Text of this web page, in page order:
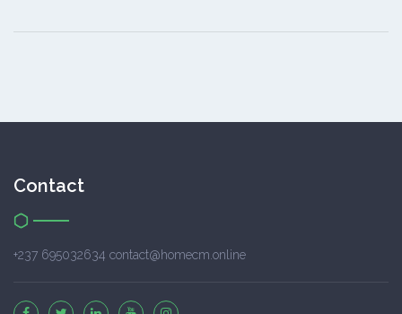
Contact
+237 695032634 contact@homecm.online